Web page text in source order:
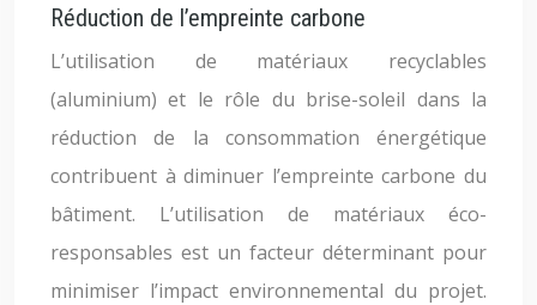
Réduction de l’empreinte carbone
L’utilisation de matériaux recyclables
(aluminium) et le rôle du brise-soleil dans la
réduction de la consommation énergétique
contribuent à diminuer l’empreinte carbone du
bâtiment. L’utilisation de matériaux éco-
responsables est un facteur déterminant pour
minimiser l’impact environnemental du projet.